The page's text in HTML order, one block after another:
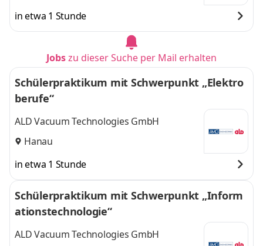
in etwa 1 Stunde
Jobszu dieser Suche per Mail erhalten
Schülerpraktikum mit Schwerpunkt „Elektro
berufe“
ALD Vacuum Technologies GmbH
Hanau
in etwa 1 Stunde
Schülerpraktikum mit Schwerpunkt „Inform
ationstechnologie“
ALD Vacuum Technologies GmbH